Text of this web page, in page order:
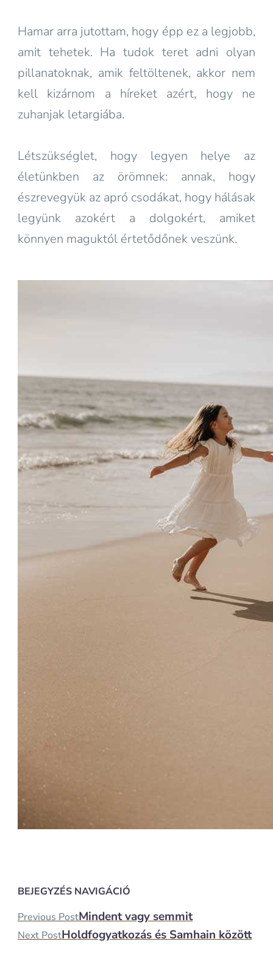
Hamar arra jutottam, hogy épp ez a legjobb,
amit tehetek. Ha tudok teret adni olyan
pillanatoknak, amik feltöltenek, akkor nem
kell kizárnom a híreket azért, hogy ne
zuhanjak letargiába.
Létszükséglet, hogy legyen helye az
életünkben az örömnek: annak, hogy
észrevegyük az apró csodákat, hogy hálásak
legyünk azokért a dolgokért, amiket
könnyen maguktól értetődőnek veszünk.
BEJEGYZÉS NAVIGÁCIÓ
Previous PostMindent vagy semmit
Next PostHoldfogyatkozás és Samhain között